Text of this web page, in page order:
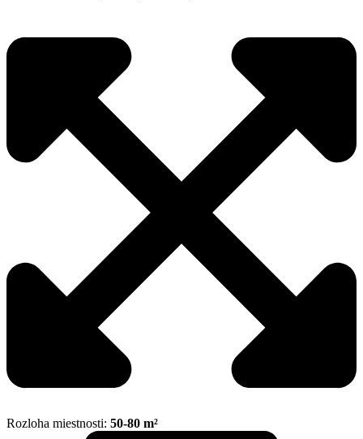
Rozloha miestnosti: 50-80 m²